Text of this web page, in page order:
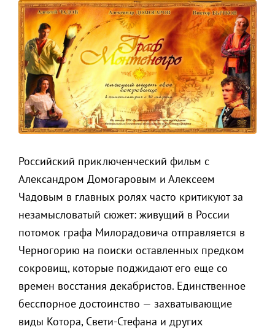
Российский приключенческий фильм с
Александром Домогаровым и Алексеем
Чадовым в главных ролях часто критикуют за
незамысловатый сюжет: живущий в России
потомок графа Милорадовича отправляется в
Черногорию на поиски оставленных предком
сокровищ, которые поджидают его еще со
времен восстания декабристов. Единственное
бесспорное достоинство — захватывающие
виды Котора, Свети-Стефана и других